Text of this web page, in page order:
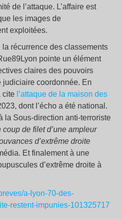
de l’attaque. L’affaire est
les images de
exploitées.
la récurrence des classements
pointe un élément
claires des pouvoirs
coordonnée. En
cite l’attaque de la maison des
dont l’écho a été national.
la Sous-direction anti-terroriste
coup de filet d’une ampleur
d’extrême droite
Et finalement à une
d’extrême droite à
a-lyon-70-des-
restent-impunies-101325717